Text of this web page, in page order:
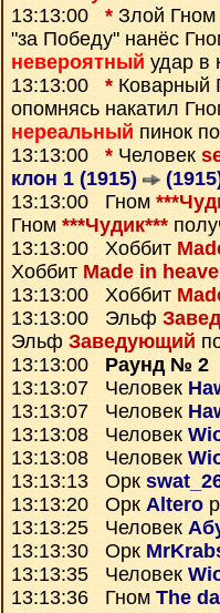
13:13:00 * Злой Гном
"за Победу" нанёс
невероятный удар в
13:13:00 * Коварный
опомнясь накатил
нереальный пинок
13:13:00 * Человек
клон 1 (1915)
13:13:00 Гном
Гном ***Чудик***
13:13:00 Хоббит
Хоббит Made in
13:13:00 Хоббит
13:13:00 Эльф
Эльф Заведующий
13:13:00 Раунд № 2
13:13:07 Человек
13:13:07 Человек
13:13:08 Человек
13:13:08 Человек
13:13:13 Орк
13:13:20 Орк Altero
13:13:25 Человек
13:13:30 Орк
13:13:35 Человек
13:13:36 Гном The